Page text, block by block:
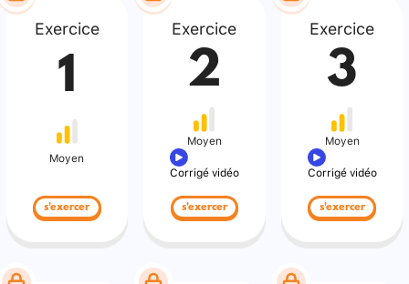
Exercice
1
Moyen
s'exercer
Exercice
2
Moyen
Corrigé vidéo
s'exercer
Exercice
3
Moyen
Corrigé vidéo
s'exercer